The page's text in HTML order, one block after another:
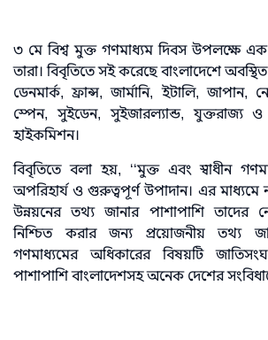
৩ মে বিশ্ব মুক্ত গণমাধ্যম দিবস উপলক্ষে
তারা। বিবৃতিতে সই করেছে বাংলাদেশে অবস্থিত
ডেনমার্ক, ফ্রান্স, জার্মানি, ইটালি, জাপান,
স্পেন, সুইডেন, সুইজারল্যান্ড, যুক্তরাজ্য ও
হাইকমিশন।
বিবৃতিতে বলা হয়, ‘‘মুক্ত এবং স্বাধীন
অপরিহার্য ও গুরুত্বপূর্ণ উপাদান। এর মাধ্যমে
উন্নয়নের তথ্য জানার পাশাপাশি তাদের
নিশ্চিত করার জন্য প্রয়োজনীয় তথ্য
গণমাধ্যমের অধিকারের বিষয়টি
পাশাপাশি বাংলাদেশসহ অনেক দেশের